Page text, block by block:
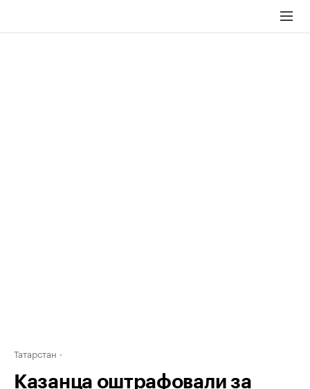
Татарстан
Казанца оштрафовали за